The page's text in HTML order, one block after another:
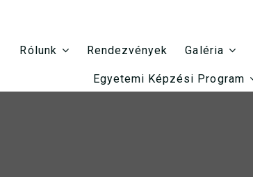
Rólunk
Rendezvények Galéria
Egyetemi Képzési Program